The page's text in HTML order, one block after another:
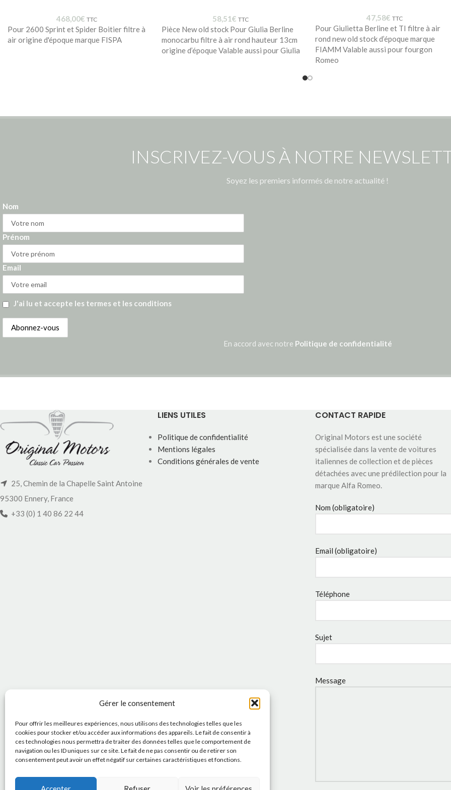
Gérer le consentement
Pour offrir les meilleures expériences, nous utilisons des technologies telles que les
cookies pour stocker et/ou accéder aux informations des appareils. Le fait de consentir à
ces technologies nous permettra de traiter des données telles que le comportement de
navigation ou les ID uniques sur ce site. Le fait de ne pas consentir ou de retirer son
consentement peut avoir un effet négatif sur certaines caractéristiques et fonctions.
468,00€ TTC
Pour 2600 Sprint et Spider Boitier filtre à
air origine d'époque marque FISPA
58,51€ TTC
Pièce New old stock Pour Giulia Berline
monocarbu filtre à air rond hauteur 13cm
origine d’époque Valable aussi pour Giulia
47,58€ TTC
Pour Giulietta Berline et TI filtre à air
rond new old stock d’époque marque
FIAMM Valable aussi pour fourgon
Romeo
INSCRIVEZ-VOUS À NOTRE
Soyez les premiers informés de notre actualité !
Nom
Prénom
Email
J'ai lu et accepte les termes et les conditions
En accord avec notre Politique de confidentialité
25, Chemin de la Chapelle Saint Antoine
95300 Ennery, France
+33 (0) 1 40 86 22 44
LIENS UTILES
Politique de confidentialité
Mentions légales
Conditions générales de vente
CONTACT RAPIDE
Original Motors est une société
spécialisée dans la vente de voitures
italiennes de collection et de pièces
détachées avec une prédilection pour la
marque Alfa Romeo.
Nom (obligatoire)
Email (obligatoire)
Téléphone
Sujet
Message